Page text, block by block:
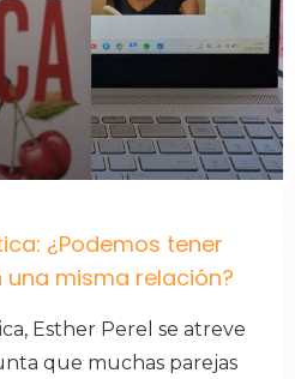
¿Podemos tener
misma relación?
Esther Perel se atreve
que muchas parejas